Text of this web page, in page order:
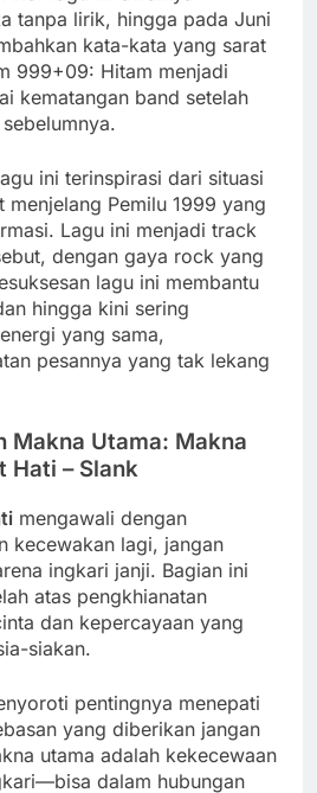
tanpa lirik, hingga pada Juni
kata-kata yang sarat
999+09: Hitam menjadi
kematangan band setelah
ini terinspirasi dari situasi
menjelang Pemilu 1999 yang
Lagu ini menjadi track
dengan gaya rock yang
lagu ini membantu
hingga kini sering
yang sama,
pesannya yang tak lekang
Makna Utama: Makna
Hati – Slank
mengawali dengan
kecewakan lagi, jangan
ingkari janji. Bagian ini
atas pengkhianatan
dan kepercayaan yang
siakan.
pentingnya menepati
yang diberikan jangan
utama adalah kekecewaan
dalam hubungan